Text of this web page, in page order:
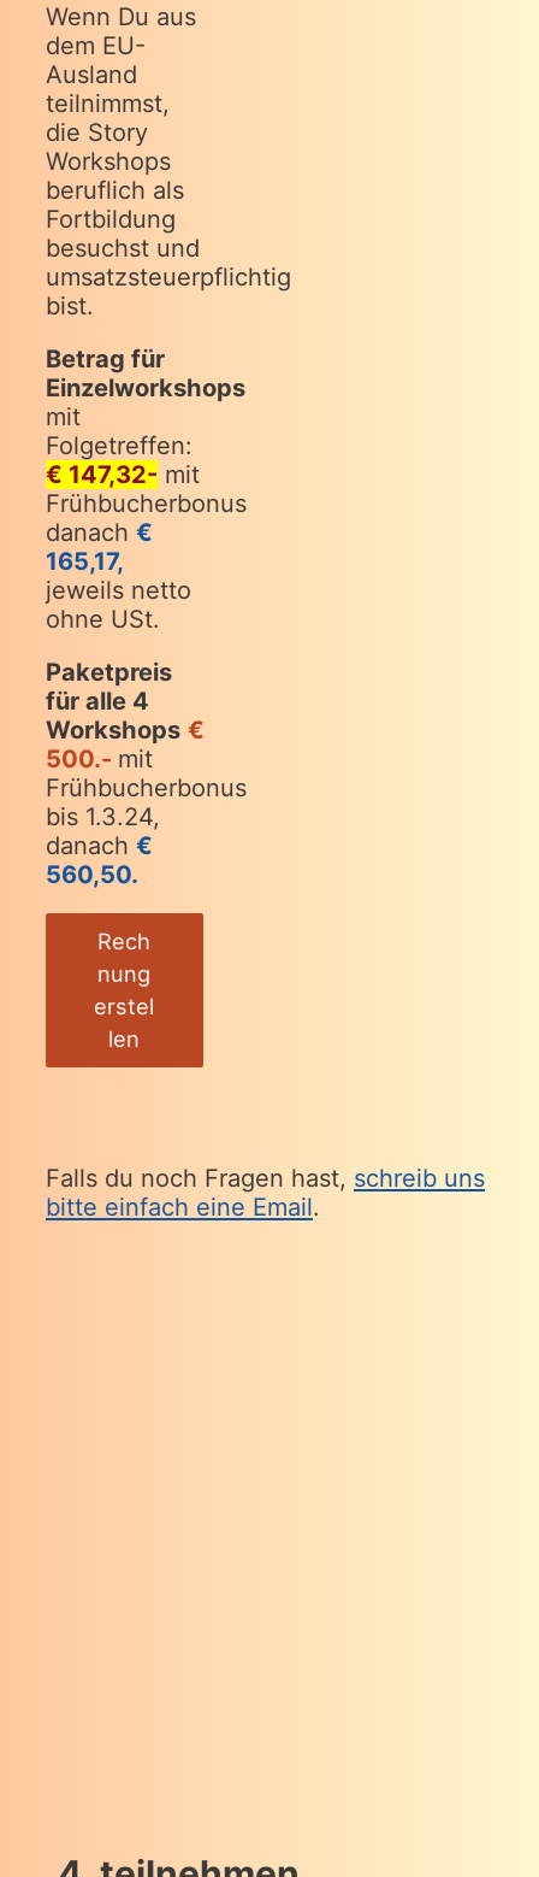
Wenn Du aus
dem EU-
Ausland
teilnimmst,
die Story
Workshops
beruflich als
Fortbildung
besuchst und
umsatzsteuerpflichtig
bist.
Betrag für
Einzelworkshops
mit
Folgetreffen:
€ 147,32- mit
Frühbucherbonus
danach €
165,17,
jeweils netto
ohne USt.
Paketpreis
für alle 4
Workshops €
500.- mit
Frühbucherbonus
bis 1.3.24,
danach €
560,50.
Rech
nung
erstel
len
Falls du noch Fragen hast, schreib uns
bitte einfach eine Email.